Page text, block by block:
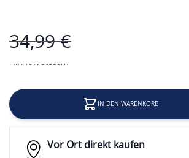
34,99 €
Inkl. 19% Steuern
IN DEN WARENKORB
Vor Ort direkt kaufen